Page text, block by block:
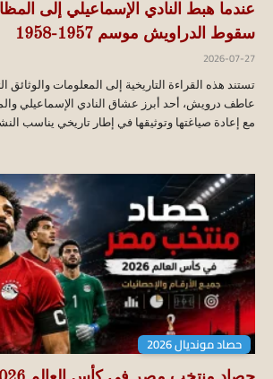
عندما هبط النادي الإسماعيلي إلى
سقوط الدراويش موسم 1957-1958
2026-07-27
تستند هذه القراءة التاريخية إلى المعلومات والوثائق
عاطف درويش، أحد أبرز عشاق النادي الإسماعيلي
مع إعادة صياغتها وتوثيقها في إطار تاريخي يناسب
حصاد مونديال 2026